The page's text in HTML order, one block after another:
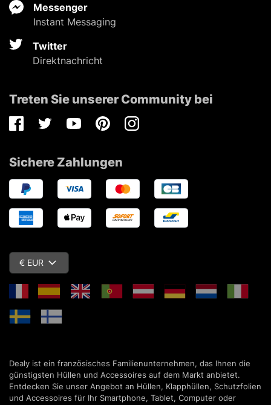
Messenger
Instant Messaging
Twitter
Direktnachricht
Treten Sie unserer Community bei
FacebookTwitterYoutubePinterestInstagram
Sichere Zahlungen
€ EUR
Dealy ist ein französisches Familienunternehmen, das Ihnen die
günstigsten Hüllen und Accessoires auf dem Markt anbietet.
Entdecken Sie unser Angebot an Hüllen, Klapphüllen, Schutzfolien
und Accessoires für Ihr Smartphone, Tablet, Computer oder